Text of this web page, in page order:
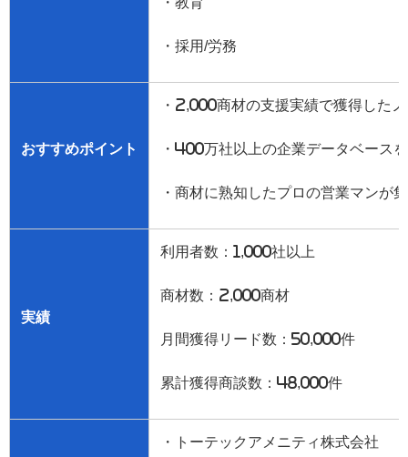
・採用/労務
おすすめポイント
・ 2,000商材の支援実績で獲得した
・ 400万社以上の企業データベース
・商材に熟知したプロの営業マンが
実績
利用者数： 1,000社以上
商材数： 2,000商材
月間獲得リード数： 50,000件
累計獲得商談数： 48,000件
・トーテックアメニティ株式会社